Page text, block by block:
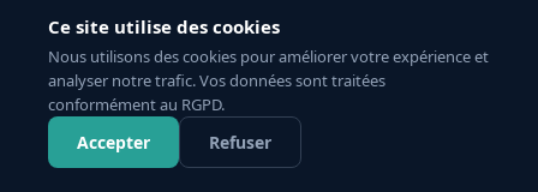
Ce site utilise des cookies
Nous utilisons des cookies pour améliorer votre expérience et
analyser notre trafic. Vos données sont traitées
conformément au RGPD.
Accepter Refuser